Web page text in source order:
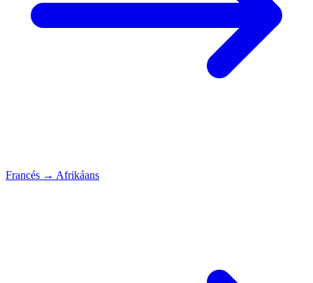
Francés → Afrikáans